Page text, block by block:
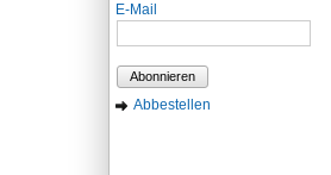
E-Mail
Abonnieren
Abbestellen